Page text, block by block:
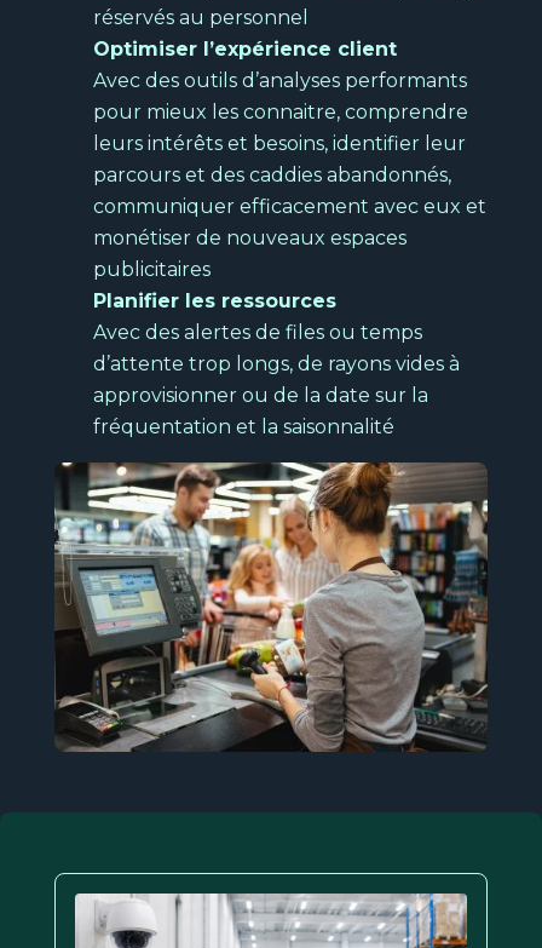
Sécurité électronique
Pour protéger les biens et les personnes
Découvrir
Voir la page→
ETI et
grands
Nos
Voir la page
réservés au personnel
Optimiser l’expérience client
Avec des outils d’analyses performants
pour mieux les connaitre, comprendre
leurs intérêts et besoins, identifier leur
parcours et des caddies abandonnés,
communiquer efficacement avec eux et
monétiser de nouveaux espaces
publicitaires
Planifier les ressources
Avec des alertes de files ou temps
d’attente trop longs, de rayons vides à
approvisionner ou de la date sur la
fréquentation et la saisonnalité